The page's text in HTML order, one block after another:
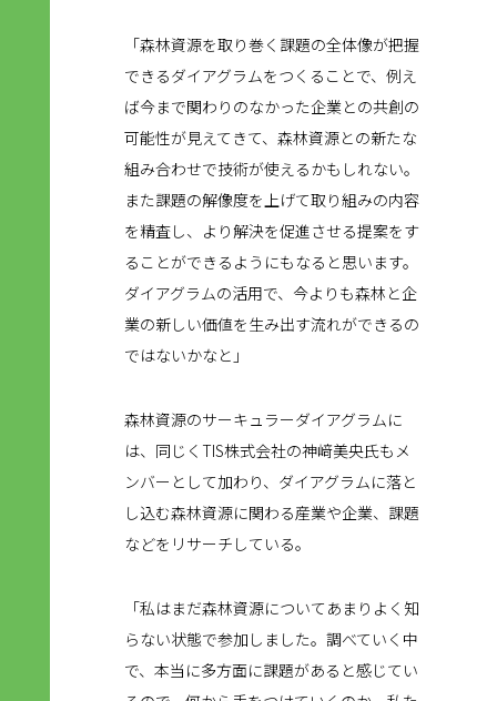
「森林資源を取り巻く課題の全体像が把握
できるダイアグラムをつくることで、例え
ば今まで関わりのなかった企業との共創の
可能性が見えてきて、森林資源との新たな
組み合わせで技術が使えるかもしれない。
また課題の解像度を上げて取り組みの内容
を精査し、より解決を促進させる提案をす
ることができるようにもなると思います。
ダイアグラムの活用で、今よりも森林と企
業の新しい価値を生み出す流れができるの
ではないかなと」
森林資源のサーキュラーダイアグラムに
は、同じくTIS株式会社の神﨑美央氏もメ
ンバーとして加わり、ダイアグラムに落と
し込む森林資源に関わる産業や企業、課題
などをリサーチしている。
「私はまだ森林資源についてあまりよく知
らない状態で参加しました。調べていく中
で、本当に多方面に課題があると感じてい